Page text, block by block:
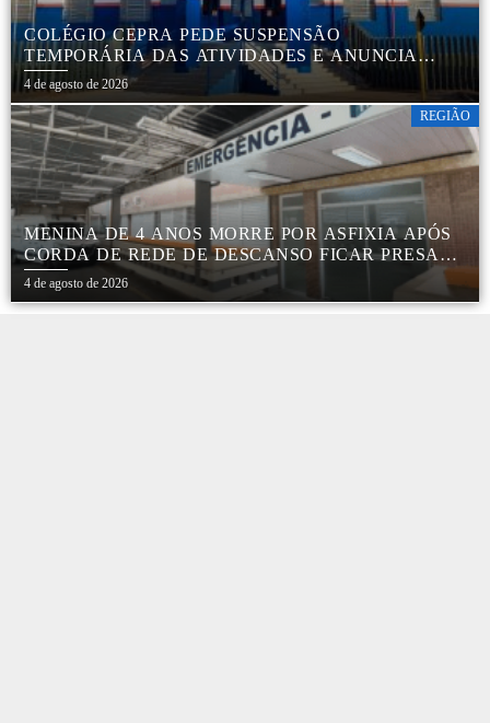
COLÉGIO CEPRA PEDE SUSPENSÃO
TEMPORÁRIA DAS ATIVIDADES E ANUNCIA
REESTRUTURAÇÃO EM BOTUCATU
4 de agosto de 2026
REGIÃO
MENINA DE 4 ANOS MORRE POR ASFIXIA APÓS
CORDA DE REDE DE DESCANSO FICAR PRESA
AO PESCOÇO EM MARÍLIA
4 de agosto de 2026